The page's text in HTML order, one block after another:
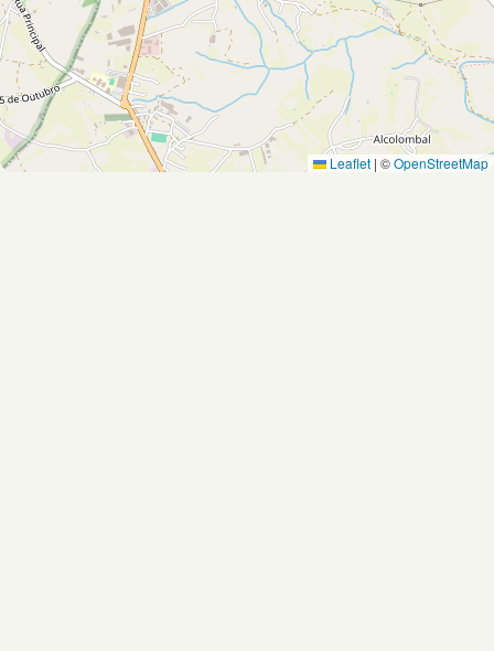
Leaflet | ©OpenStreetMap